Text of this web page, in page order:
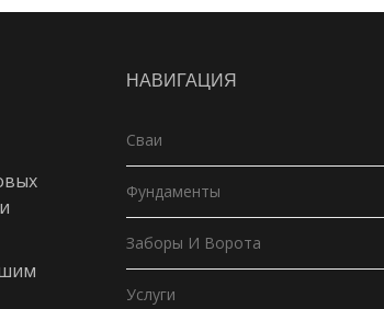
НАВИГАЦИЯ
Сваи
Фундаменты
Заборы И Ворота
Услуги